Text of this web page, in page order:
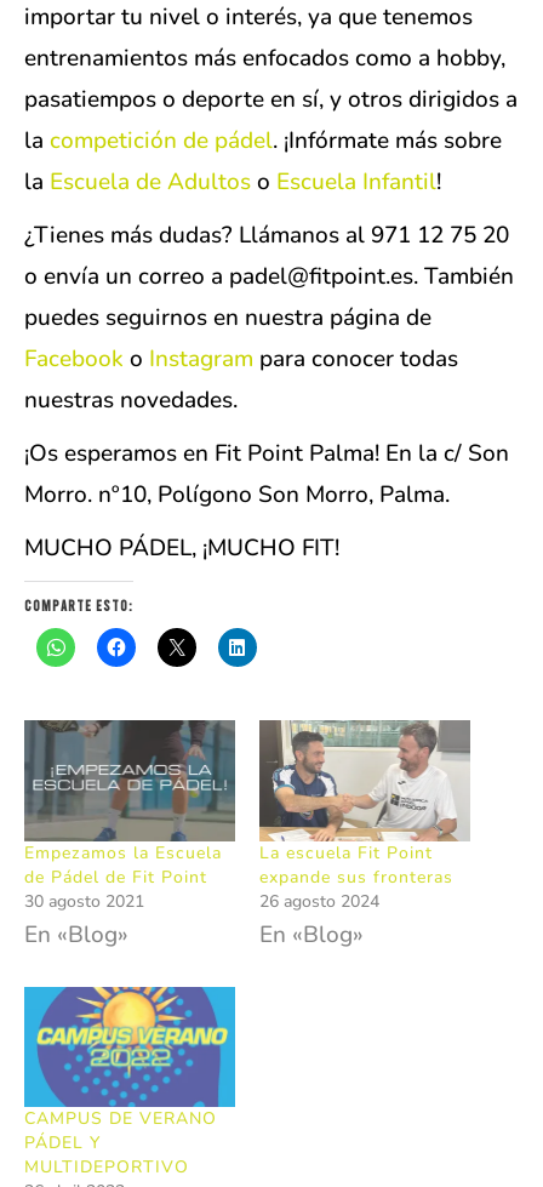
importar tu nivel o interés, ya que tenemos
entrenamientos más enfocados como a hobby,
pasatiempos o deporte en sí, y otros dirigidos a
la competición de pádel. ¡Infórmate más sobre
la Escuela de Adultoso Escuela Infantil!
¿Tienes más dudas? Llámanos al 971 12 75 20
o envía un correo a padel@fitpoint.es. También
puedes seguirnos en nuestra página de
Facebook o Instagram para conocer todas
nuestras novedades.
¡Os esperamos en Fit Point Palma! En la c/ Son
Morro. nº10, Polígono Son Morro, Palma.
MUCHO PÁDEL, ¡MUCHO FIT!
Comparte esto:
Empezamos la Escuela
de Pádel de Fit Point
30 agosto 2021
En «Blog»
La escuela Fit Point
expande sus fronteras
26 agosto 2024
En «Blog»
CAMPUS DE VERANO
PÁDEL Y
MULTIDEPORTIVO